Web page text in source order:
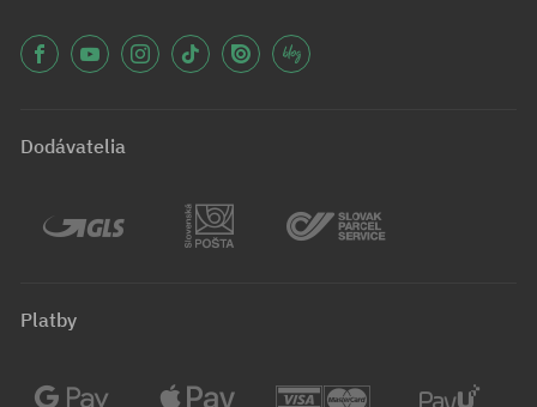
Dodávatelia
Platby